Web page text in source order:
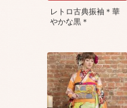
レトロ古典振袖＊華
やかな黒＊